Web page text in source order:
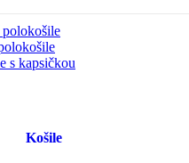
polokošile
s kapsičkou
Košile